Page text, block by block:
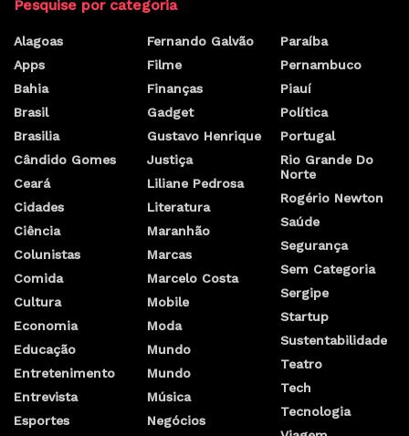
Pesquise por categoria
Alagoas
Apps
Bahia
Brasil
Brasilia
Cândido Gomes
Ceará
Cidades
Ciência
Colunistas
Comida
Cultura
Economia
Educação
Entretenimento
Entrevista
Esportes
Fernando Galvão
Filme
Finanças
Gadget
Gustavo Henrique
Justiça
Liliane Pedrosa
Literatura
Maranhão
Marcas
Marcelo Costa
Mobile
Moda
Mundo
Mundo
Música
Negócios
Paraíba
Pernambuco
Piauí
Política
Portugal
Rio Grande Do
Norte
Rogério Newton
Saúde
Segurança
Sem Categoria
Sergipe
Startup
Sustentabilidade
Teatro
Tech
Tecnologia